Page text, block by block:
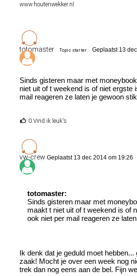
www.houtenwekker.nl
totomaster Topic starter Geplaatst 13
Sinds gisteren maar met
niet uit of t weekend is of niet ergste
mail reageren ze laten je gewoon
0 Vind ik leuk's
vw-crew Geplaatst 13 dec 2014 om 19:26
totomaster:
Sinds gisteren maar met
maakt t niet uit of t weekend is of
ook niet per mail reageren ze
Ik denk dat je geduld moet
zaak! Mocht je over een week nog
trek dan nog eens aan de bel. Fijn